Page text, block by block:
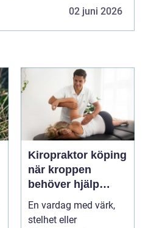
02 juni 2026
Kiropraktor köping
när kroppen
behöver hjälp
tillbaka
En vardag med värk,
stelhet eller